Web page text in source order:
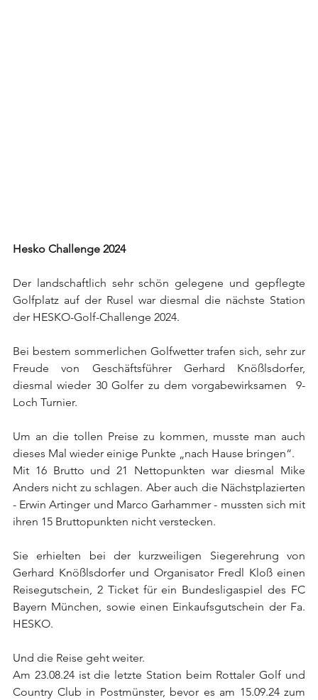
Hesko Challenge 2024
Der landschaftlich sehr schön gelegene und gepflegte
Golfplatz auf der Rusel war diesmal die nächste Station
der HESKO-Golf-Challenge 2024.
Bei bestem sommerlichen Golfwetter trafen sich, sehr zur
Freude von Geschäftsführer Gerhard Knößlsdorfer,
diesmal wieder 30 Golfer zu dem vorgabewirksamen  9-
Loch Turnier.
Um an die tollen Preise zu kommen, musste man auch
dieses Mal wieder einige Punkte „nach Hause bringen“.
Mit 16 Brutto und 21 Nettopunkten war diesmal Mike
Anders nicht zu schlagen. Aber auch die Nächstplazierten
- Erwin Artinger und Marco Garhammer - mussten sich mit
ihren 15 Bruttopunkten nicht verstecken.
Sie erhielten bei der kurzweiligen Siegerehrung von
Gerhard Knößlsdorfer und Organisator Fredl Kloß einen
Reisegutschein, 2 Ticket für ein Bundesligaspiel des FC
Bayern München, sowie einen Einkaufsgutschein der Fa.
HESKO.
Und die Reise geht weiter.
Am 23.08.24 ist die letzte Station beim Rottaler Golf und
Country Club in Postmünster, bevor es am 15.09.24 zum